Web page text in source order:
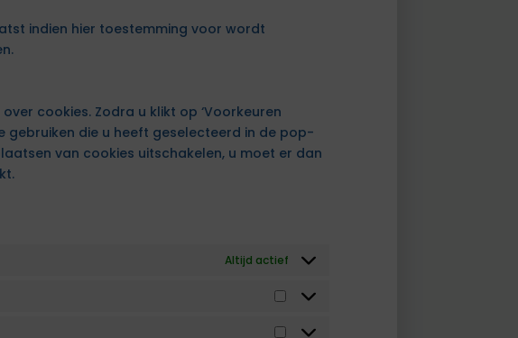
indien hier toestemming voor wordt
cookies. Zodra u klikt op ‘Voorkeuren
die u heeft geselecteerd in de pop-
van cookies uitschakelen, u moet er dan
Altijd actief
Statistieken